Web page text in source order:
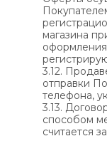
магазина
3.12.
отправки
телефона,
3.13.
способом
считается